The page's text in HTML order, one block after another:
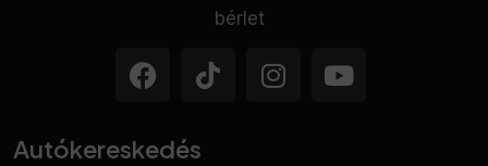
bérlet
Autókereskedés